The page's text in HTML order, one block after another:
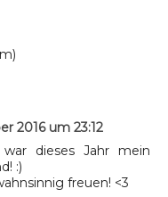
2016 um 23:12
dieses Jahr mein
:)
freuen! <3